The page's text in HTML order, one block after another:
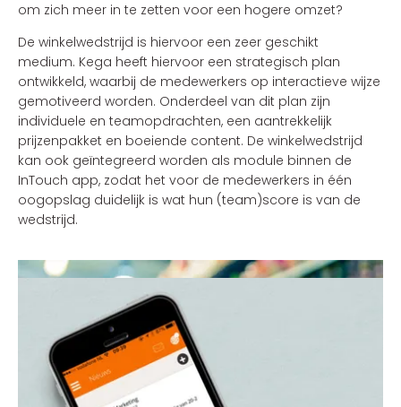
om zich meer in te zetten voor een hogere omzet?
De winkelwedstrijd is hiervoor een zeer geschikt
medium. Kega heeft hiervoor een strategisch plan
ontwikkeld, waarbij de medewerkers op interactieve wijze
gemotiveerd worden. Onderdeel van dit plan zijn
individuele en teamopdrachten, een aantrekkelijk
prijzenpakket en boeiende content. De winkelwedstrijd
kan ook geïntegreerd worden als module binnen de
InTouch app, zodat het voor de medewerkers in één
oogopslag duidelijk is wat hun (team)score is van de
wedstrijd.
EEN GEDEGEN AANPAK
Wij hebben onderzoek gedaan naar de succesfactoren
van een winkelwedstrijd en de uitkomsten hiervan
verwerkt in ons winkelwedstrijd-plan. Heb je je